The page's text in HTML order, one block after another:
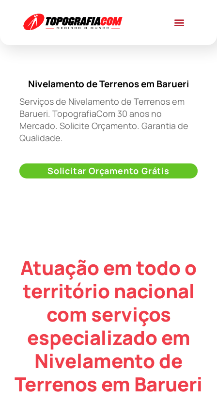
Nivelamento de Terrenos em Barueri
Serviços de Nivelamento de Terrenos em
Barueri. TopografiaCom 30 anos no
Mercado. Solicite Orçamento. Garantia de
Qualidade.
Solicitar Orçamento Grátis
Atuação em todo o
território nacional
com serviços
especializado em
Nivelamento de
Terrenos em Barueri